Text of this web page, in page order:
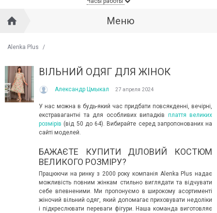
Меню
Alenka Plus /
ЗРАНКУ СПЕКА, А ВВЕЧЕРІ ВЖЕ ХОЧЕТЬСЯ
літа погода ніби вирішила перевірити всіх на
до сюрпризів. Зранку світить сонце і
після обіду приходить сильний...
КУПАЛЬНИК ІЗ НАКИДКОЮ
СПІДНИЦЕЮ: ЩО ОБРАТИ
впевнено та комфортно.
жінок звертають увагу не
Читати далі →
ВІЛЬНИЙ ОДЯГ ДЛЯ ЖІНОК
Александр Цмыкал 27 апреля 2024
У нас можна в будь-який час придбати повсякденні, вечірні,
екстравагантні та для особливих випадків плаття великих
розмірів (від 50 до 64). Вибирайте серед запропонованих на
сайті моделей.
БАЖАЄТЕ КУПИТИ ДІЛОВИЙ КОСТЮМ
ВЕЛИКОГО РОЗМІРУ?
Працюючи на ринку з 2000 року компанія Alenka Plus надає
можливість повним жінкам стильно виглядати та відчувати
себе впевненими. Ми пропонуємо в широкому асортименті
жіночий вільний одяг, який допомагає приховувати недоліки
і підкреслювати переваги фігури. Наша команда виготовляє